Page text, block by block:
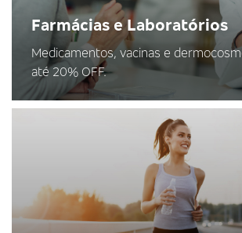
Farmácias e Laboratórios
Medicamentos, vacinas e
até 20% OFF.